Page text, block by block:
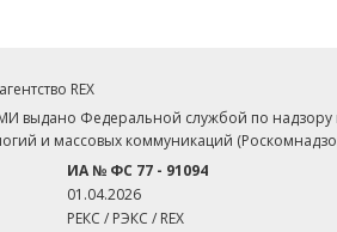
REX
выдано Федеральной службой по надзору
и массовых коммуникаций
ИА № ФС 77 - 91094
01.04.2026
РЕКС / РЭКС / REX